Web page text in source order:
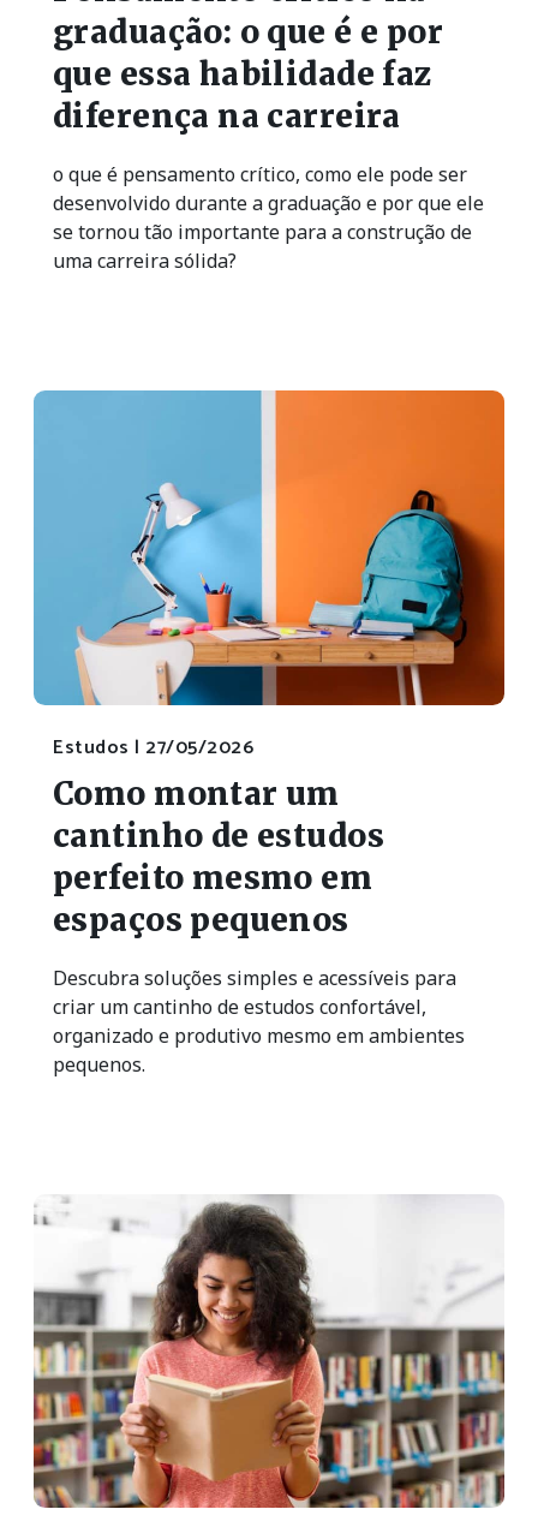
graduação: o que é e por
que essa habilidade faz
diferença na carreira
o que é pensamento crítico, como ele pode ser
desenvolvido durante a graduação e por que ele
se tornou tão importante para a construção de
uma carreira sólida?
Estudos | 27/05/2026
Como montar um
cantinho de estudos
perfeito mesmo em
espaços pequenos
Descubra soluções simples e acessíveis para
criar um cantinho de estudos confortável,
organizado e produtivo mesmo em ambientes
pequenos.